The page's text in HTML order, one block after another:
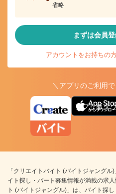
省略
まずは会員登
アカウントをお持ちの
＼アプリのご利用
アプリ版ダ
「クリエイトバイト (バイトジャング
イト探し・パート募集情報が満載の求
ト (バイトジャングル)」は、バイト探